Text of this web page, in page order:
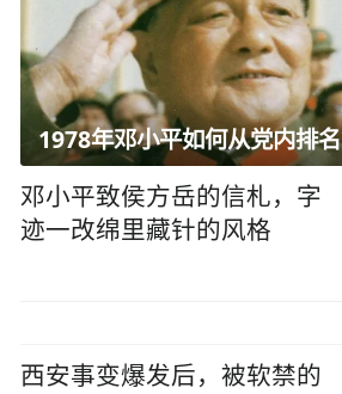
邓小平致侯方岳的信札，字
迹一改绵里藏针的风格
西安事变爆发后，被软禁的